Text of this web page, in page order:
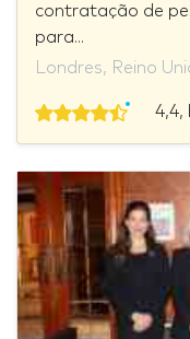
contratação de
para...
Londres, Reino
4,4,